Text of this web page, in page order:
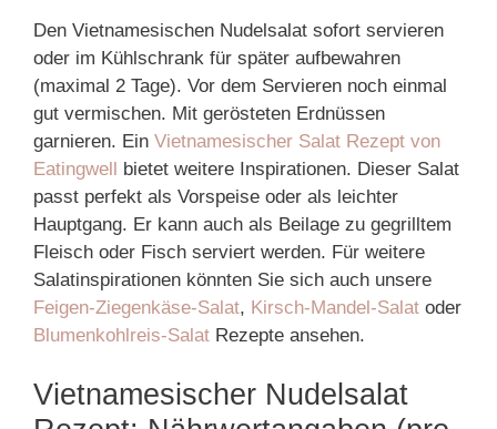
Den Vietnamesischen Nudelsalat sofort servieren
oder im Kühlschrank für später aufbewahren
(maximal 2 Tage). Vor dem Servieren noch einmal
gut vermischen. Mit gerösteten Erdnüssen
garnieren. Ein Vietnamesischer Salat Rezept von
Eatingwell bietet weitere Inspirationen. Dieser Salat
passt perfekt als Vorspeise oder als leichter
Hauptgang. Er kann auch als Beilage zu gegrilltem
Fleisch oder Fisch serviert werden. Für weitere
Salatinspirationen könnten Sie sich auch unsere
Feigen-Ziegenkäse-Salat, Kirsch-Mandel-Salat oder
Blumenkohlreis-Salat Rezepte ansehen.
Vietnamesischer Nudelsalat